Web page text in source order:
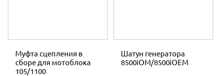
Муфта сцепления в
сборе для мотоблока
105/1100
Шатун генератора
8500iOM/8500iOEM